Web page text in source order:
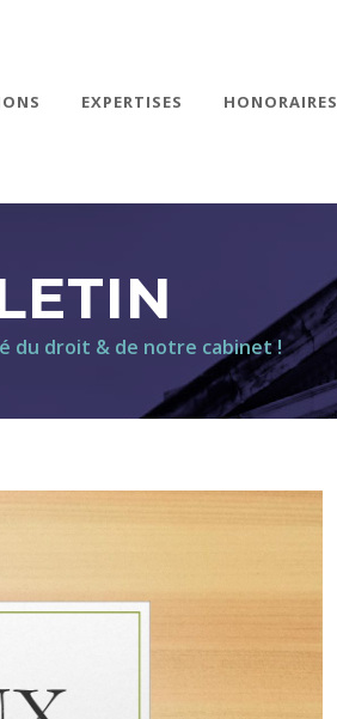
EXPERTISES HONORAIRES
du droit & de notre cabinet !